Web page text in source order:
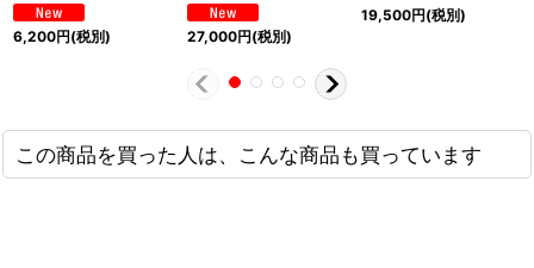
6,200円(税別) 27,000円(税別)
19,500円(税別)
この商品を買った人は、こんな商品も買っています